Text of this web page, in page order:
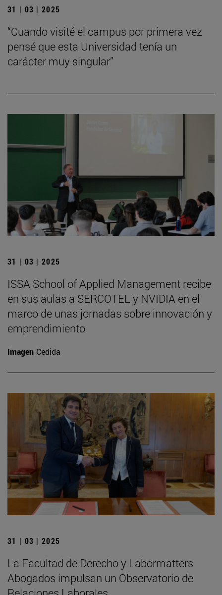
31 | 03 | 2025
“Cuando visité el campus por primera vez
pensé que esta Universidad tenía un
carácter muy singular”
31 | 03 | 2025
ISSA School of Applied Management recibe
en sus aulas a SERCOTEL y NVIDIA en el
marco de unas jornadas sobre innovación y
emprendimiento
Imagen Cedida
31 | 03 | 2025
La Facultad de Derecho y Labormatters
Abogados impulsan un Observatorio de